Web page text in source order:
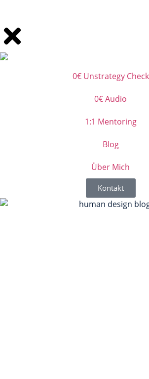
0€ Unstrategy Check
0€ Audio
1:1 Mentoring
Blog
Über Mich
Kontakt